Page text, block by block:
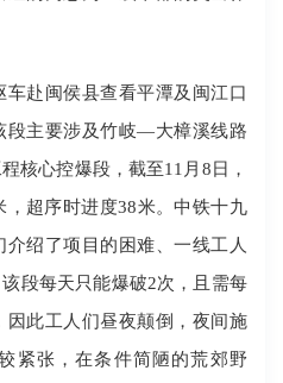
赴闽侯县查看平潭及闽江口
段主要涉及竹岐—大樟溪线路
核心控爆段，截至11月8日，
超序时进度38米。中铁十九
绍了项目的困难、一线工人
段每天只能爆破2次，且需每
因此工人们昼夜颠倒，夜间施
紧张，在条件简陋的荒郊野